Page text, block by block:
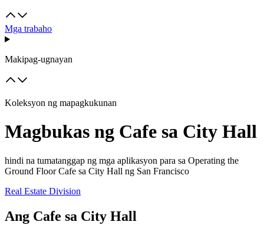
Mga trabaho
Makipag-ugnayan
Koleksyon ng mapagkukunan
Magbukas ng Cafe sa City Hall
hindi na tumatanggap ng mga aplikasyon para sa Operating the
Ground Floor Cafe sa City Hall ng San Francisco
Real Estate Division
Ang Cafe sa City Hall